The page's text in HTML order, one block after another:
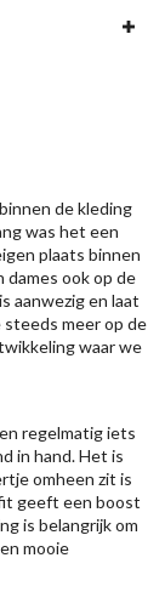
de kleding
was het een
plaats binnen
dames ook op de
aanwezig en laat
meer op de
waar we
regelmatig iets
in hand. Het is
omheen zit is
geeft een boost
is belangrijk om
mooie